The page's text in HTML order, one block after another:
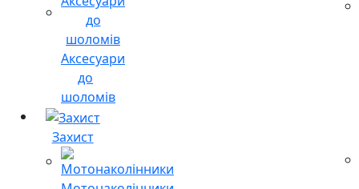
Аксесуари
до
шоломів
Захист